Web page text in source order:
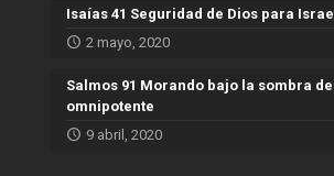
Isaías 41 Seguridad de Dios para Israel
2 mayo, 2020
Salmos 91 Morando bajo la sombra del
omnipotente
9 abril, 2020